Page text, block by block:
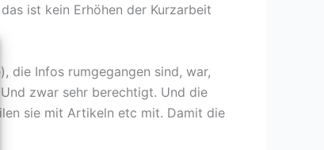
ist kein Erhöhen der Kurzarbeit
die Infos rumgegangen sind, war,
zwar sehr berechtigt. Und die
sie mit Artikeln etc mit. Damit die